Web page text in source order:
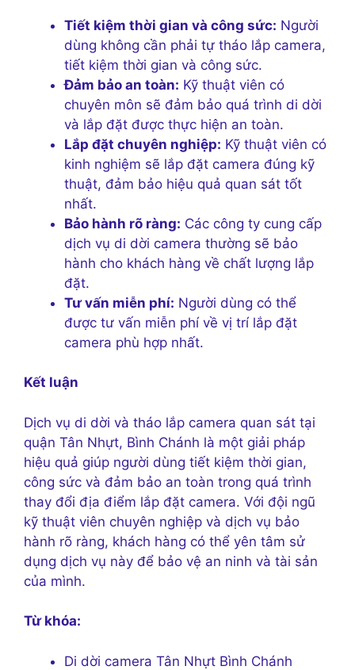
Tiết kiệm thời gian và công sức: Người
dùng không cần phải tự tháo lắp camera,
tiết kiệm thời gian và công sức.
Đảm bảo an toàn: Kỹ thuật viên có
chuyên môn sẽ đảm bảo quá trình di dời
và lắp đặt được thực hiện an toàn.
Lắp đặt chuyên nghiệp: Kỹ thuật viên có
kinh nghiệm sẽ lắp đặt camera đúng kỹ
thuật, đảm bảo hiệu quả quan sát tốt
nhất.
Bảo hành rõ ràng: Các công ty cung cấp
dịch vụ di dời camera thường sẽ bảo
hành cho khách hàng về chất lượng lắp
đặt.
Tư vấn miễn phí: Người dùng có thể
được tư vấn miễn phí về vị trí lắp đặt
camera phù hợp nhất.
Kết luận
Dịch vụ di dời và tháo lắp camera quan sát tại
quận Tân Nhựt, Bình Chánh là một giải pháp
hiệu quả giúp người dùng tiết kiệm thời gian,
công sức và đảm bảo an toàn trong quá trình
thay đổi địa điểm lắp đặt camera. Với đội ngũ
kỹ thuật viên chuyên nghiệp và dịch vụ bảo
hành rõ ràng, khách hàng có thể yên tâm sử
dụng dịch vụ này để bảo vệ an ninh và tài sản
của mình.
Từ khóa:
Di dời camera Tân Nhựt Bình Chánh